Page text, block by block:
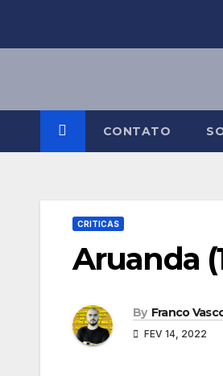
CONTATO
CRITICAS
Aruanda
By Franco
FEV 14, 2022